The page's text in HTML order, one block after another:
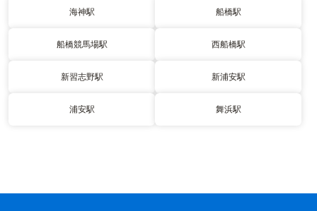
海神駅 船橋駅
船橋競馬場駅 西船橋駅
新習志野駅 新浦安駅
浦安駅 舞浜駅